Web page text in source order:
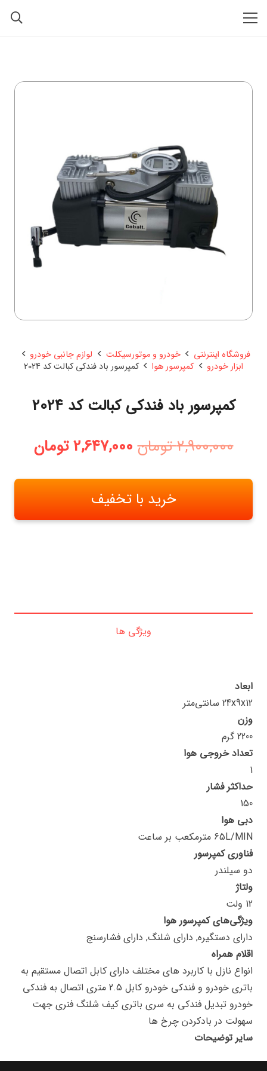
فروشگاه اینترنتی خودرو و موتورسیکلت
لوازم جانبی خودرو
ابزار خودرو
کمپرسور هوا کمپرسور باد فندکی کبالت کد 2024
کمپرسور باد فندکی کبالت کد 2024
2,900,000 تومان قیمت
2,900,000 تومان
بود.
2,647,000 تومان
خرید با تخفیف
ویژگی ها
ابعاد
24x9x12 سانتی‌متر
وزن
2200 گرم
تعداد خروجی هوا
1
حداکثر فشار
150
دبی هوا
65L/MIN مترمکعب بر ساعت
فناوری کمپرسور
دو سیلندر
ولتاژ
12 ولت
ویژگی‌های کمپرسور هوا
دارای دستگیره, دارای شلنگ, دارای فشارسنج
اقلام همراه
انواع نازل با کاربرد های مختلف دارای کابل اتصال مستقیم به
باتری خودرو و فندکی خودرو کابل 2.5 متری اتصال به فندکی
خودرو تبدیل فندکی به سری باتری کیف شلنگ فنری جهت
سهولت در بادکردن چرخ ها
سایر توضیحات